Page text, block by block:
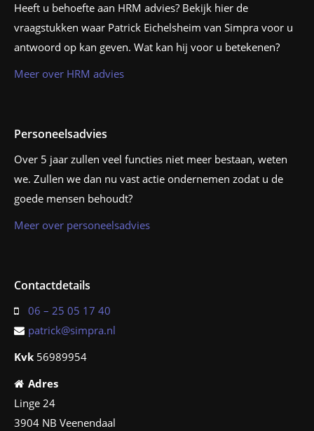
Heeft u behoefte aan HRM advies? Bekijk hier de
vraagstukken waar Patrick Eichelsheim van Simpra voor u
antwoord op kan geven. Wat kan hij voor u betekenen?
Meer over HRM advies
Personeelsadvies
Over 5 jaar zullen veel functies niet meer bestaan, weten
we. Zullen we dan nu vast actie ondernemen zodat u de
goede mensen behoudt?
Meer over personeelsadvies
Contactdetails
06 – 25 05 17 40
patrick@simpra.nl
Kvk 56989954
Adres
Linge 24
3904 NB Veenendaal